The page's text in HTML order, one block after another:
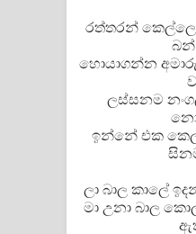
රත්තරන්
බන්
හොයාගන්න
ලස්සනම
ඉන්නේ එක
ලා බාල කාලේ
මා උනා බාල